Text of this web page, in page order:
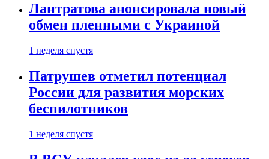
Лантратова анонсировала новый
обмен пленными с Украиной
1 неделя спустя
Патрушев отметил потенциал
России для развития морских
беспилотников
1 неделя спустя